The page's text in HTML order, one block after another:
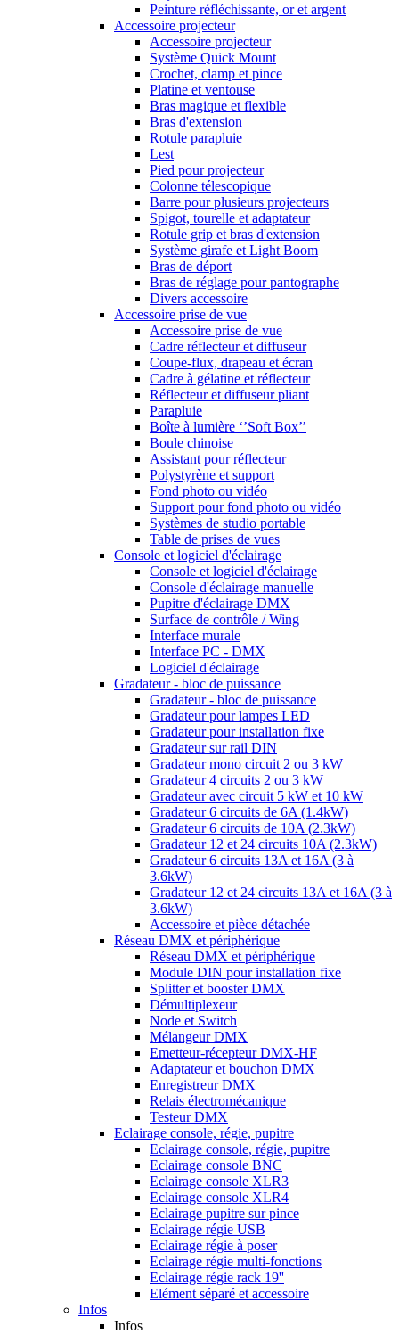
Peinture réfléchissante, or et argent
Accessoire projecteur
Accessoire projecteur
Système Quick Mount
Crochet, clamp et pince
Platine et ventouse
Bras magique et flexible
Bras d'extension
Rotule parapluie
Lest
Pied pour projecteur
Colonne télescopique
Barre pour plusieurs projecteurs
Spigot, tourelle et adaptateur
Rotule grip et bras d'extension
Système girafe et Light Boom
Bras de déport
Bras de réglage pour pantographe
Divers accessoire
Accessoire prise de vue
Accessoire prise de vue
Cadre réflecteur et diffuseur
Coupe-flux, drapeau et écran
Cadre à gélatine et réflecteur
Réflecteur et diffuseur pliant
Parapluie
Boîte à lumière ‘’Soft Box’’
Boule chinoise
Assistant pour réflecteur
Polystyrène et support
Fond photo ou vidéo
Support pour fond photo ou vidéo
Systèmes de studio portable
Table de prises de vues
Console et logiciel d'éclairage
Console et logiciel d'éclairage
Console d'éclairage manuelle
Pupitre d'éclairage DMX
Surface de contrôle / Wing
Interface murale
Interface PC - DMX
Logiciel d'éclairage
Gradateur - bloc de puissance
Gradateur - bloc de puissance
Gradateur pour lampes LED
Gradateur pour installation fixe
Gradateur sur rail DIN
Gradateur mono circuit 2 ou 3 kW
Gradateur 4 circuits 2 ou 3 kW
Gradateur avec circuit 5 kW et 10 kW
Gradateur 6 circuits de 6A (1.4kW)
Gradateur 6 circuits de 10A (2.3kW)
Gradateur 12 et 24 circuits 10A (2.3kW)
Gradateur 6 circuits 13A et 16A (3 à
3.6kW)
Gradateur 12 et 24 circuits 13A et 16A (3 à
3.6kW)
Accessoire et pièce détachée
Réseau DMX et périphérique
Réseau DMX et périphérique
Module DIN pour installation fixe
Splitter et booster DMX
Démultiplexeur
Node et Switch
Mélangeur DMX
Emetteur-récepteur DMX-HF
Adaptateur et bouchon DMX
Enregistreur DMX
Relais électromécanique
Testeur DMX
Eclairage console, régie, pupitre
Eclairage console, régie, pupitre
Eclairage console BNC
Eclairage console XLR3
Eclairage console XLR4
Eclairage pupitre sur pince
Eclairage régie USB
Eclairage régie à poser
Eclairage régie multi-fonctions
Eclairage régie rack 19''
Elément séparé et accessoire
Infos
Infos